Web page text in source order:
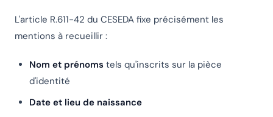
L'article R.611-42 du CESEDA fixe précisément les
mentions à recueillir :
Nom et prénoms tels qu'inscrits sur la pièce
d'identité
Date et lieu de naissance